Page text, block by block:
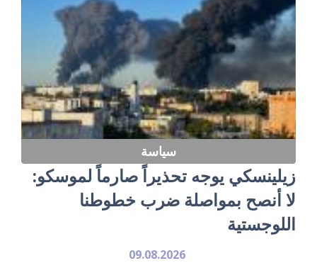
سياسة
زيلينسكي يوجه تحذيراً صارماً لموسكو:
لا أنصح بمواصلة ضرب خطوطنا
اللوجستية
09.08.2026